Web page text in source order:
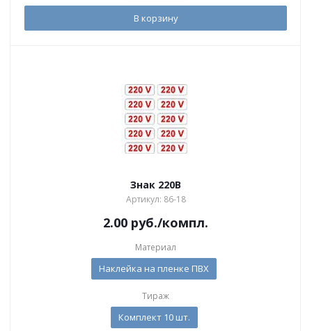
В корзину
Знак 220В
Артикул: 86-18
2.00 руб./компл.
Материал
Наклейка на пленке ПВХ
Тираж
Комплект 10 шт.